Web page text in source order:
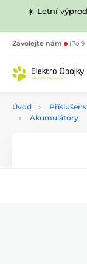
☀️ Letní
Zavolejte nám (Po
Úvod
Akumulátory